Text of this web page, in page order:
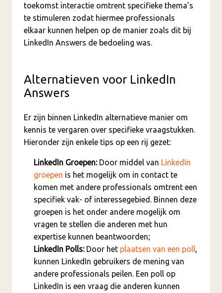
toekomst interactie omtrent specifieke thema’s
te stimuleren zodat hiermee professionals
elkaar kunnen helpen op de manier zoals dit bij
LinkedIn Answers de bedoeling was.
Alternatieven voor LinkedIn
Answers
Er zijn binnen LinkedIn alternatieve manier om
kennis te vergaren over specifieke vraagstukken.
Hieronder zijn enkele tips op een rij gezet:
LinkedIn Groepen:Door middel van LinkedIn
groepen is het mogelijk om in contact te
komen met andere professionals omtrent een
specifiek vak- of interessegebied. Binnen deze
groepen is het onder andere mogelijk om
vragen te stellen die anderen met hun
expertise kunnen beantwoorden;
LinkedIn Polls:Door het plaatsen van een poll
kunnen LinkedIn gebruikers de mening van
andere professionals peilen. Een poll op
LinkedIn is een vraag die anderen kunnen